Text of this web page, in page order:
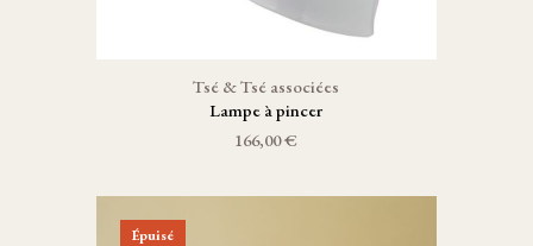
Tsé & Tsé associées
Lampe à pincer
166,00 €
Épuisé